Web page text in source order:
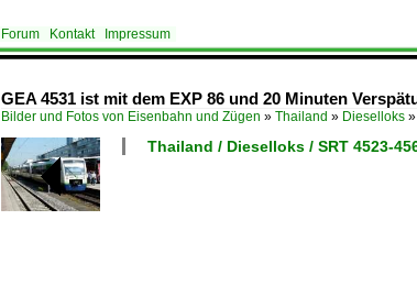
Forum Kontakt Impressum
GEA 4531 ist mit dem EXP 86 und 20 Minuten
Bilder und Fotos von Eisenbahn und Zügen » Thailand » Dieselloks »
Thailand / Dieselloks / SRT 4523-